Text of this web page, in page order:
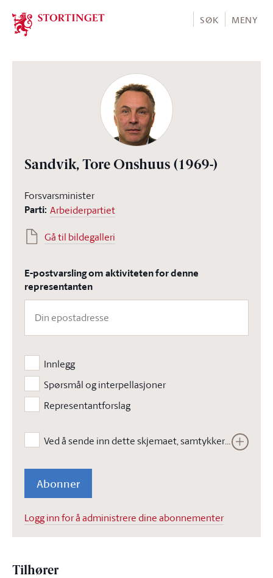
Stortinget.no
SØK MENY
Sandvik, Tore Onshuus (1969-)
Forsvarsminister
Parti: Arbeiderpartiet
Gå til bildegalleri
E-postvarsling om aktiviteten for denne
representanten
Innlegg
Spørsmål og interpellasjoner
Representantforslag
Ved å sende inn dette skjemaet, samtykker jeg i at Stortinget kan lagre opplysningene jeg har gitt i skjemaet. Opplysningene vil ikke bli brukt til annet enn å kunne gjennomføre den bestilte tjenesten. Les vår
Abonner
Logg inn for å administrere dine abonnementer
Tilhører